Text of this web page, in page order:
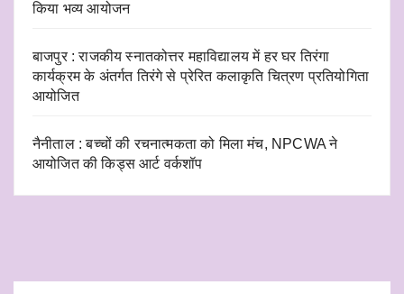
किया भव्य आयोजन
बाजपुर : राजकीय स्नातकोत्तर महाविद्यालय में हर घर तिरंगा
कार्यक्रम के अंतर्गत तिरंगे से प्रेरित कलाकृति चित्रण प्रतियोगिता
आयोजित
नैनीताल : बच्चों की रचनात्मकता को मिला मंच, NPCWA ने
आयोजित की किड्स आर्ट वर्कशॉप